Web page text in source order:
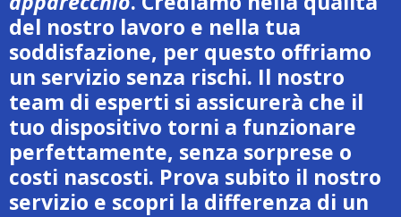
del nostro lavoro e nella tua
soddisfazione, per questo offriamo
un servizio senza rischi. Il nostro
team di esperti si assicurerà che il
tuo dispositivo torni a funzionare
perfettamente, senza sorprese o
costi nascosti. Prova subito il nostro
servizio e scopri la differenza di un